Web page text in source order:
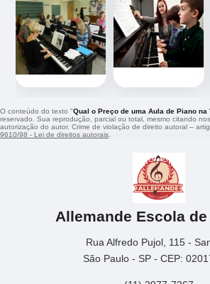
‹
O conteúdo do texto "Qual o Preço de uma Aula de Piano
reservado. Sua reprodução, parcial ou total, mesmo citando
autorização do autor. Crime de violação de direito autoral –
9610/98 - Lei de direitos autorais
Allemande Escola
Rua Alfredo Pujol, 115 -
São Paulo - SP - CEP: